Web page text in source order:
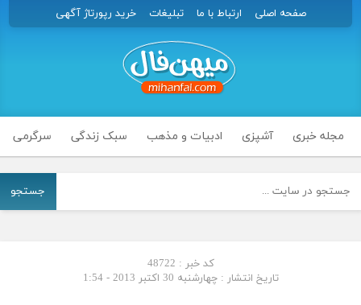
صفحه اصلی ارتباط با ما تبلیغات خرید رپورتاژ آگهی
مجله خبری آشپزی ادبیات و مذهب سبک زندگی سرگرمی
جستجو
کد خبر : 48722
تاریخ انتشار : چهارشنبه 30 اکتبر 2013 - 1:54